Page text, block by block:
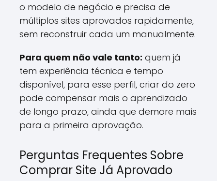
o modelo de negócio e precisa de
múltiplos sites aprovados rapidamente,
sem reconstruir cada um manualmente.
Para quem não vale tanto: quem já
tem experiência técnica e tempo
disponível, para esse perfil, criar do zero
pode compensar mais o aprendizado
de longo prazo, ainda que demore mais
para a primeira aprovação.
Perguntas Frequentes Sobre
Comprar Site Já Aprovado